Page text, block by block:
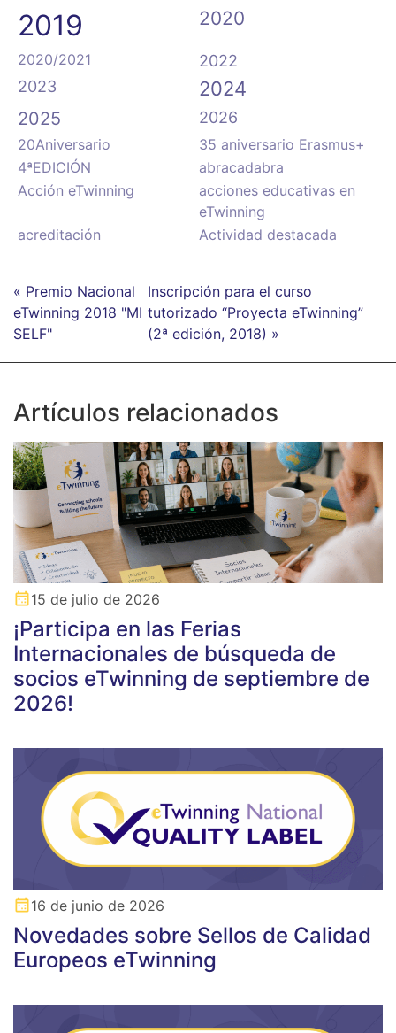
2019
2020
2020/2021
2022
2023
2024
2025 2026
20Aniversario
35 aniversario Erasmus+
4ªEDICIÓN
abracadabra
Acción eTwinning
acciones educativas en
eTwinning
acreditación
Actividad destacada
« Premio Nacional
eTwinning 2018 "MI
SELF"
Inscripción para el curso
tutorizado “Proyecta eTwinning”
(2ª edición, 2018) »
Artículos relacionados
15 de julio de 2026
¡Participa en las Ferias
Internacionales de búsqueda de
socios eTwinning de septiembre de
2026!
16 de junio de 2026
Novedades sobre Sellos de Calidad
Europeos eTwinning